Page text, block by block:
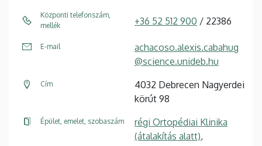
Központi telefonszám,
mellék
+36 52 512 900 / 22386
E-mail
achacoso.alexis.cabahug
@science.unideb.hu
Cím
4032 Debrecen Nagyerdei
körút 98
Épület, emelet, szobaszám
régi Ortopédiai Klinika
(átalakítás alatt),